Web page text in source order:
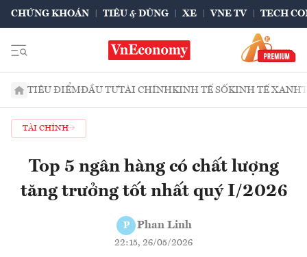
CHỨNG KHOÁN TIÊU & DÙNG XE VNE TV TECH
TIÊU ĐIỂMĐẦU TƯTÀI CHÍNHKINH TẾ SỐKINH TẾ XANH
TÀI CHÍNH
Top 5 ngân hàng có chất lượng
tăng trưởng tốt nhất quý I/2026
P Phan Linh
22:15, 26/05/2026